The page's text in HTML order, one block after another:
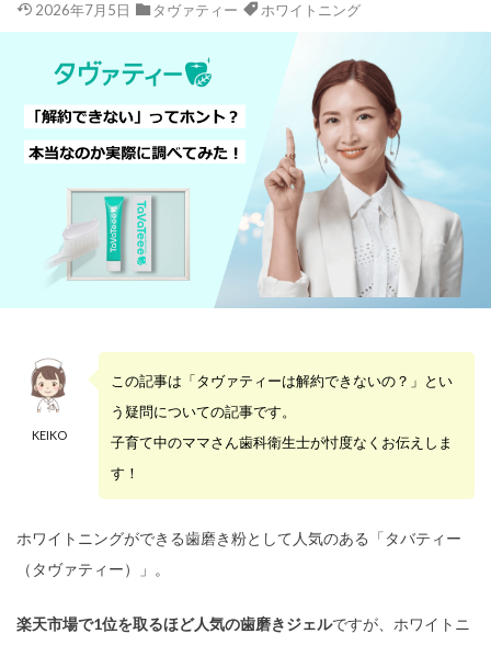
2026年7月5日 タヴァティー ホワイトニング
KEIKO
この記事は「タヴァティーは解約できないの？」とい
う疑問についての記事です。
子育て中のママさん歯科衛生士が忖度なくお伝えしま
す！
ホワイトニングができる歯磨き粉として人気のある「タバティー
（タヴァティー）」。
楽天市場で1位を取るほど人気の歯磨きジェルですが、ホワイトニ